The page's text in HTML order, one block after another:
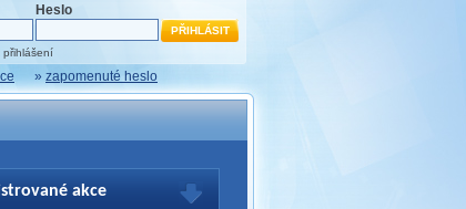
Heslo
přihlášení
» zapomenuté heslo
akce